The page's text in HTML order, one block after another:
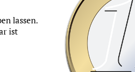
lassen.
ist